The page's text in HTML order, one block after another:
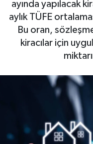
ayında yapılacak
aylık TÜFE
Bu oran,
kiracılar için